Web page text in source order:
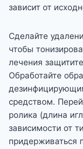
зависит от
Сделайте
чтобы
лечения
Обработайте
средством.
ролика (длина
зависимости от
придерживаться